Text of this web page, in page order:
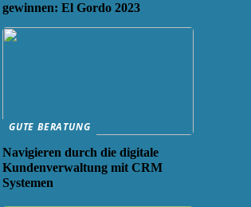
gewinnen: El Gordo 2023
GUTE BERATUNG
Navigieren durch die digitale
Kundenverwaltung mit CRM
Systemen